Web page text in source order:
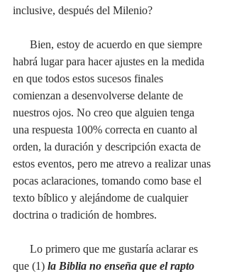
inclusive, después del Milenio?
habrá lugar para hacer ajustes en la medida
en que todos estos sucesos finales
comienzan a desenvolverse delante de
nuestros ojos. No creo que alguien tenga
una respuesta 100% correcta en cuanto al
orden, la duración y descripción exacta de
estos eventos, pero me atrevo a realizar unas
pocas aclaraciones, tomando como base el
texto bíblico y alejándome de cualquier
doctrina o tradición de hombres.
que (1) la Biblia no enseña que el rapto